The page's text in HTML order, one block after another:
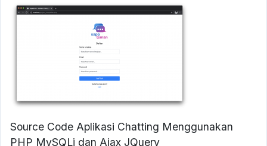
Source Code Aplikasi Chatting Menggunakan
PHP MySQLi dan Ajax JQuery